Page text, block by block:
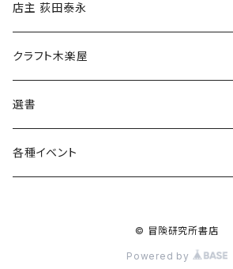
傘
食料品
その他
店主 荻田泰永
書籍
ウェア
クラフト木楽屋
選書
各種イベント
© 冒険研究所書店
Powered by